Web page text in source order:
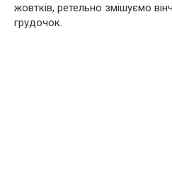
жовтків, ретельно змішуємо
грудочок.